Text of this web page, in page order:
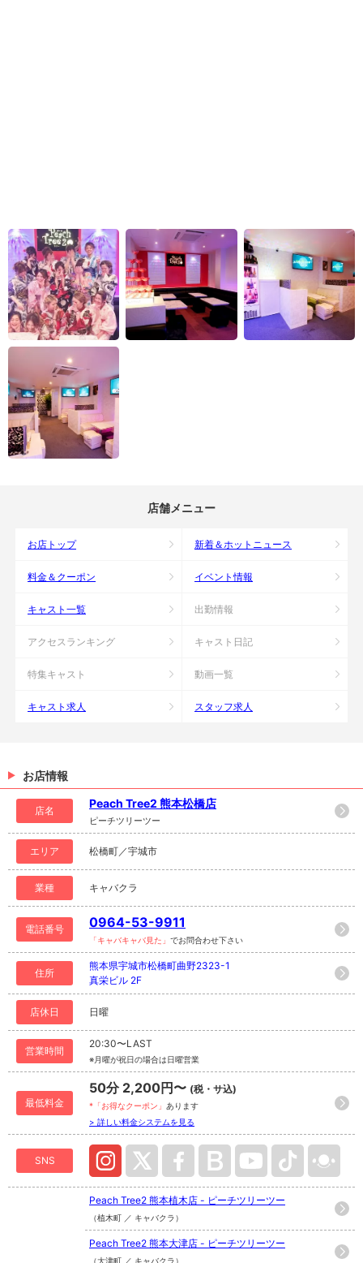
店舗メニュー
お店トップ 新着＆ホットニュース
料金＆クーポン イベント情報
キャスト一覧 出勤情報
アクセスランキング キャスト日記
特集キャスト 動画一覧
キャスト求人 スタッフ求人
お店情報
店名
Peach Tree2 熊本松橋店
ピーチツリーツー
エリア 松橋町／宇城市
業種 キャバクラ
電話番号 0964-53-9911
「キャバキャバ見た」 でお問合わせ下さい
住所
熊本県宇城市松橋町曲野2323-1
真栄ビル 2F
店休日 日曜
営業時間
20:30〜LAST
※月曜が祝日の場合は日曜営業
最低料金
50分 2,200円〜 (税・サ込)
*「お得なクーポン」 あります
> 詳しい料金システムを見る
SNS
Peach Tree2 熊本植木店 - ピーチツリーツー
（植木町 ／ キャバクラ）
Peach Tree2 熊本大津店 - ピーチツリーツー
（大津町 ／ キャバクラ）